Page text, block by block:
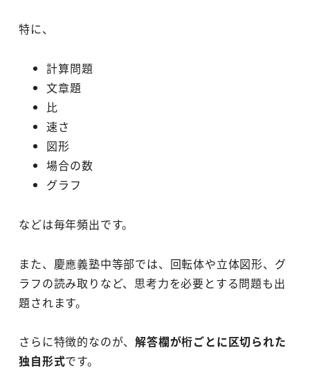
特に、
計算問題
文章題
比
速さ
図形
場合の数
グラフ
などは毎年頻出です。
また、慶應義塾中等部では、回転体や立体図形、グ
ラフの読み取りなど、思考力を必要とする問題も出
題されます。
さらに特徴的なのが、解答欄が桁ごとに区切られた
独自形式です。